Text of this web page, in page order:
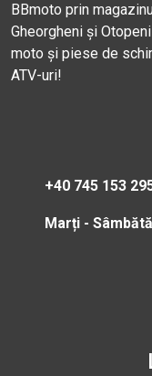
BBmoto prin
Gheorgheni și
moto și piese de
ATV-uri!
+40 745 153
Marți -